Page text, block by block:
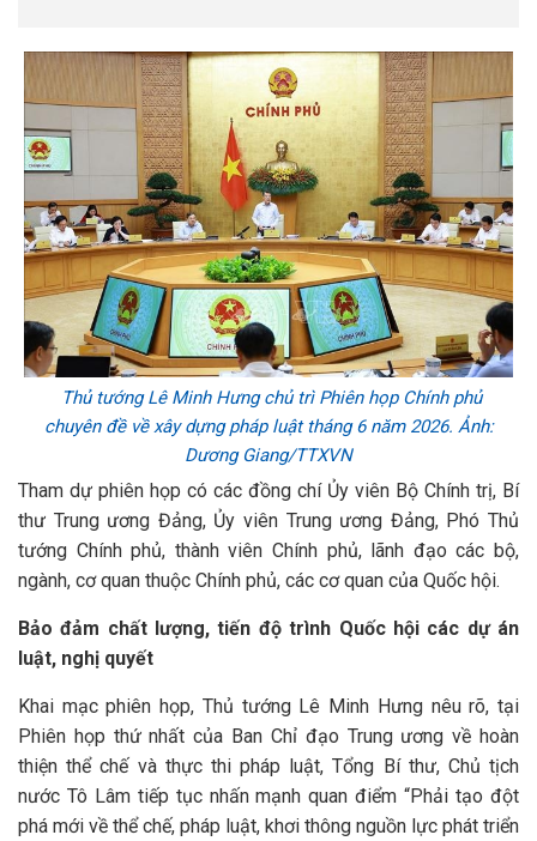
Thủ tướng Lê Minh Hưng chủ trì Phiên họp Chính phủ
chuyên đề về xây dựng pháp luật tháng 6 năm 2026. Ảnh:
Dương Giang/TTXVN
Tham dự phiên họp có các đồng chí Ủy viên Bộ Chính trị, Bí
thư Trung ương Đảng, Ủy viên Trung ương Đảng, Phó Thủ
tướng Chính phủ, thành viên Chính phủ, lãnh đạo các bộ,
ngành, cơ quan thuộc Chính phủ, các cơ quan của Quốc hội.
Bảo đảm chất lượng, tiến độ trình Quốc hội các dự án
luật, nghị quyết
Khai mạc phiên họp, Thủ tướng Lê Minh Hưng nêu rõ, tại
Phiên họp thứ nhất của Ban Chỉ đạo Trung ương về hoàn
thiện thể chế và thực thi pháp luật, Tổng Bí thư, Chủ tịch
nước Tô Lâm tiếp tục nhấn mạnh quan điểm “Phải tạo đột
phá mới về thể chế, pháp luật, khơi thông nguồn lực phát triển